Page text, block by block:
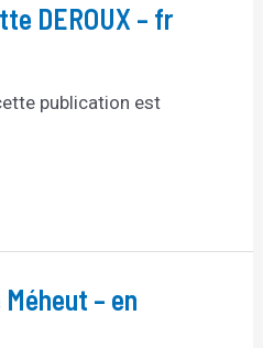
DEROUX – fr
publication est
– en